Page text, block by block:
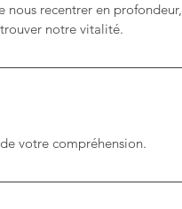
nous recentrer en profondeur,
notre vitalité.